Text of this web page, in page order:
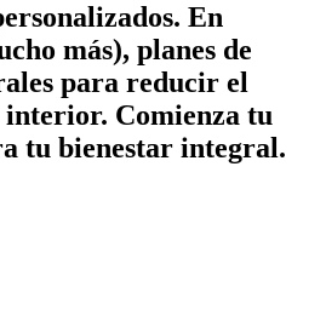
En
más), planes de
para reducir el
Comienza tu
tu bienestar integral.